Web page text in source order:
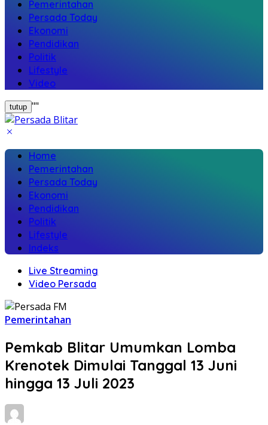
Pemerintahan
Persada Today
Ekonomi
Pendidikan
Politik
Lifestyle
Video
tutup ""
Home
Pemerintahan
Persada Today
Ekonomi
Pendidikan
Politik
Lifestyle
Indeks
Live Streaming
Video Persada
Pemerintahan
Pemkab Blitar Umumkan Lomba
Krenotek Dimulai Tanggal 13 Juni
hingga 13 Juli 2023